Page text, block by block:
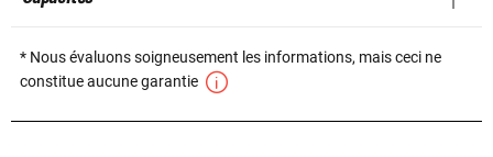
* Nous évaluons soigneusement les informations, mais ceci ne
constitue aucune garantie